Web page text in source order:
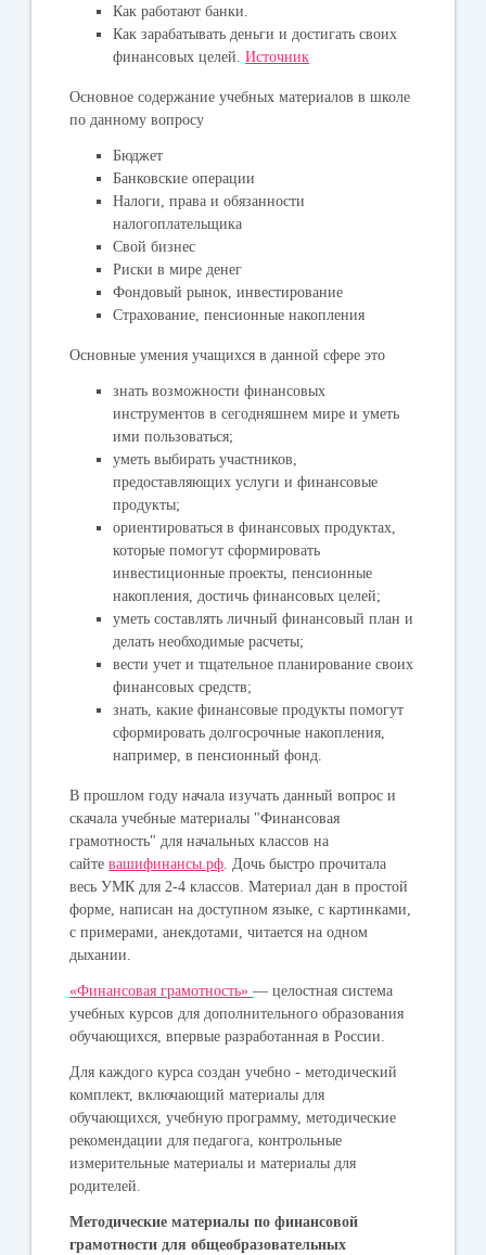
Как работают банки.
Как зарабатывать деньги и достигать своих
финансовых целей.Источник
Основное содержание учебных материалов в школе
по данному вопросу
Бюджет
Банковские операции
Налоги, права и обязанности
налогоплательщика
Свой бизнес
Риски в мире денег
Фондовый рынок, инвестирование
Страхование, пенсионные накопления
Основные умения учащихся в данной сфере это
знать возможности финансовых
инструментов в сегодняшнем мире и уметь
ими пользоваться;
уметь выбирать участников,
предоставляющих услуги и финансовые
продукты;
ориентироваться в финансовых продуктах,
которые помогут сформировать
инвестиционные проекты, пенсионные
накопления, достичь финансовых целей;
уметь составлять личный финансовый план и
делать необходимые расчеты;
вести учет и тщательное планирование своих
финансовых средств;
знать, какие финансовые продукты помогут
сформировать долгосрочные накопления,
например, в пенсионный фонд.
В прошлом году начала изучать данный вопрос и
скачала учебные материалы "Финансовая
грамотность" для начальных классов на
сайтевашифинансы.рф. Дочь быстро прочитала
весь УМК для 2-4 классов. Материал дан в простой
форме, написан на доступном языке, с картинками,
с примерами, анекдотами, читается на одном
дыхании.
«Финансовая грамотность»— целостная система
учебных курсов для дополнительного образования
обучающихся, впервые разработанная в России.
Для каждого курса создан учебно - методический
комплект, включающий материалы для
обучающихся, учебную программу, методические
рекомендации для педагога, контрольные
измерительные материалы и материалы для
родителей.
Методические материалы по финансовой
грамотности для общеобразовательных